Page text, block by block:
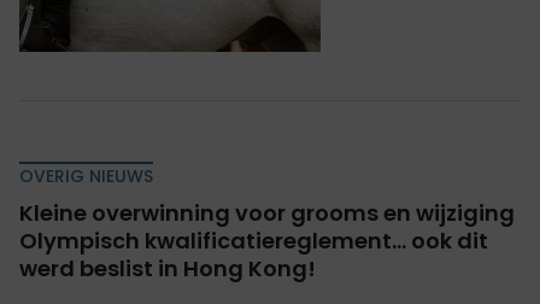
OVERIG NIEUWS
Kleine overwinning voor grooms en wijziging
Olympisch kwalificatiereglement... ook dit
werd beslist in Hong Kong!